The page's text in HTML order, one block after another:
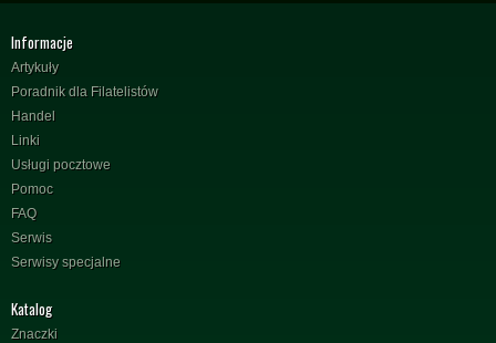
Informacje
Artykuły
Poradnik dla Filatelistów
Handel
Linki
Usługi pocztowe
Pomoc
FAQ
Serwis
Serwisy specjalne
Katalog
Znaczki